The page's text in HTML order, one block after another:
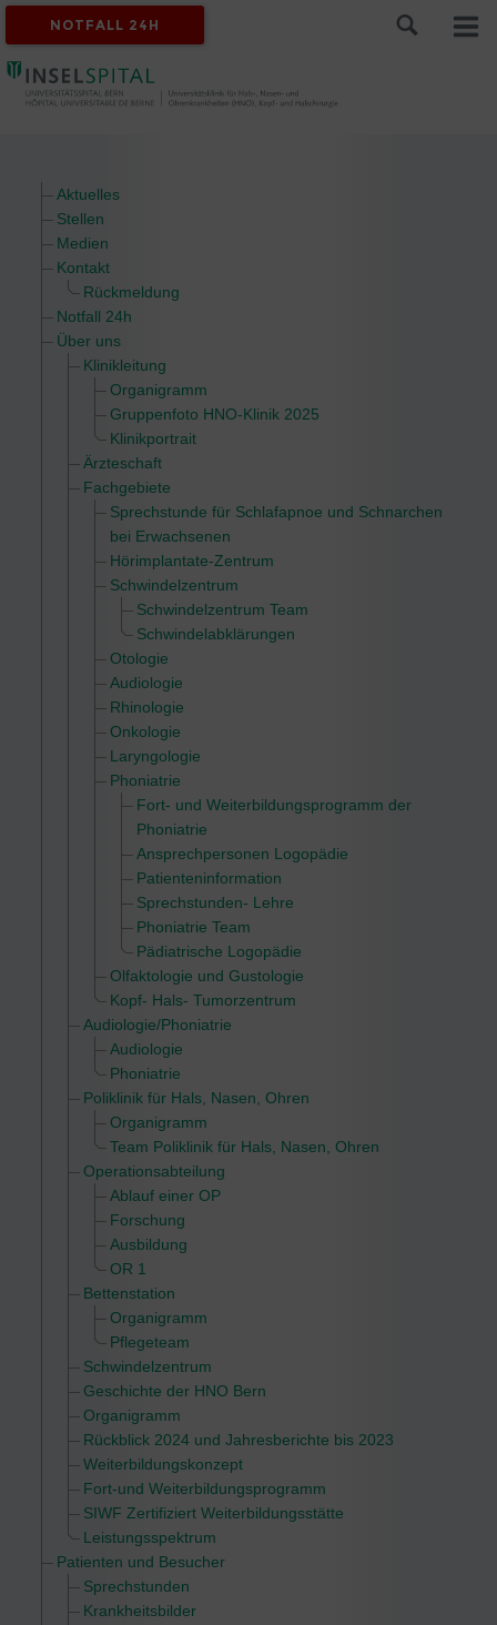
NOTFALL 24H
Aktuelles
Stellen
Medien
Kontakt
Rückmeldung
Notfall 24h
Über uns
Klinikleitung
Organigramm
Gruppenfoto HNO-Klinik 2025
Klinikportrait
Ärzteschaft
Fachgebiete
Sprechstunde für Schlafapnoe und Schnarchen
bei Erwachsenen
Hörimplantate-Zentrum
Schwindelzentrum
Schwindelzentrum Team
Schwindelabklärungen
Otologie
Audiologie
Rhinologie
Onkologie
Laryngologie
Phoniatrie
Fort- und Weiterbildungsprogramm der
Phoniatrie
Ansprechpersonen Logopädie
Patienteninformation
Sprechstunden- Lehre
Phoniatrie Team
Pädiatrische Logopädie
Olfaktologie und Gustologie
Kopf- Hals- Tumorzentrum
Audiologie/Phoniatrie
Audiologie
Phoniatrie
Poliklinik für Hals, Nasen, Ohren
Organigramm
Team Poliklinik für Hals, Nasen, Ohren
Operationsabteilung
Ablauf einer OP
Forschung
Ausbildung
OR 1
Bettenstation
Organigramm
Pflegeteam
Schwindelzentrum
Geschichte der HNO Bern
Organigramm
Rückblick 2024 und Jahresberichte bis 2023
Weiterbildungskonzept
Fort-und Weiterbildungsprogramm
SIWF Zertifiziert Weiterbildungsstätte
Leistungsspektrum
Patienten und Besucher
Sprechstunden
Krankheitsbilder